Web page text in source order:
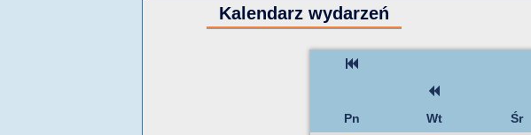
Kalendarz wydarzeń
Pn
Wt Śr